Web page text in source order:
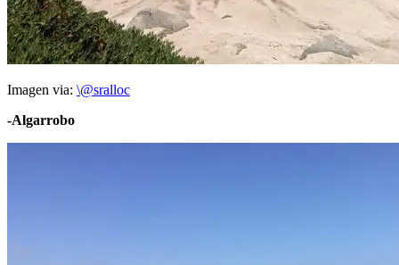
Imagen via: \@sralloc
-Algarrobo